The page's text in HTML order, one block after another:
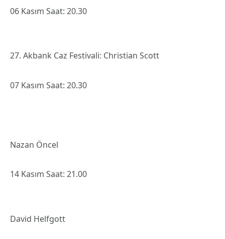
06 Kasım Saat: 20.30
27. Akbank Caz Festivali: Christian Scott
07 Kasım Saat: 20.30
Nazan Öncel
14 Kasım Saat: 21.00
David Helfgott